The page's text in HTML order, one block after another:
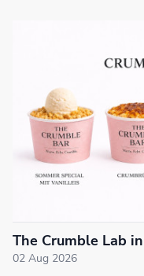
The Crumble Lab
02 Aug 2026